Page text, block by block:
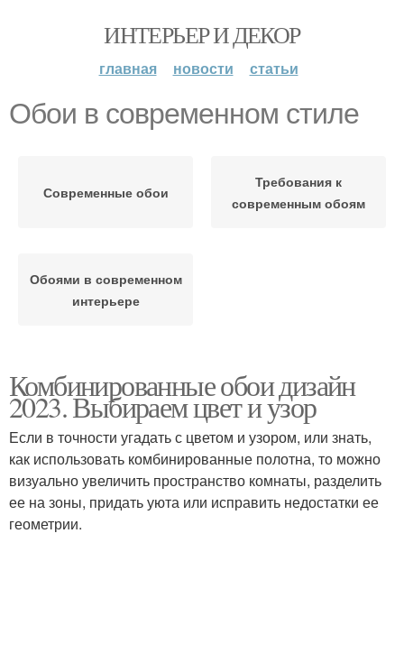
ИНТЕРЬЕР И ДЕКОР
главная новости статьи
Обои в современном стиле
Современные обои
Требования к
современным обоям
Обоями в современном
интерьере
Комбинированные обои дизайн
2023. Выбираем цвет и узор
Если в точности угадать с цветом и узором, или знать,
как использовать комбинированные полотна, то можно
визуально увеличить пространство комнаты, разделить
ее на зоны, придать уюта или исправить недостатки ее
геометрии.